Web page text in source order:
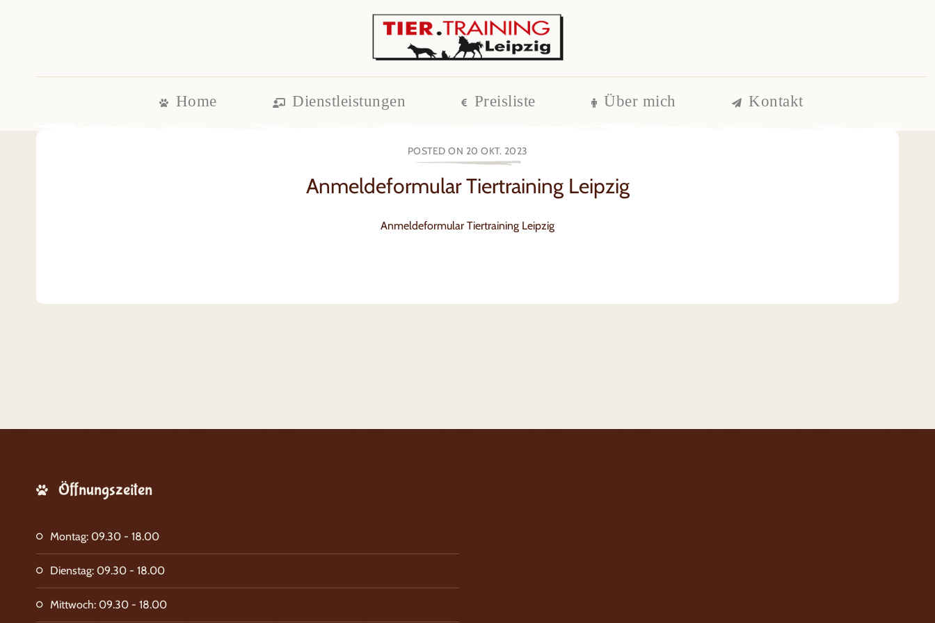
Home Dienstleistungen Preisliste Über mich Kontakt
POSTED ON 20 OKT. 2023
Anmeldeformular Tiertraining Leipzig
Anmeldeformular Tiertraining Leipzig
Öffnungszeiten
Montag: 09.30 - 18.00
Dienstag: 09.30 - 18.00
Mittwoch: 09.30 - 18.00